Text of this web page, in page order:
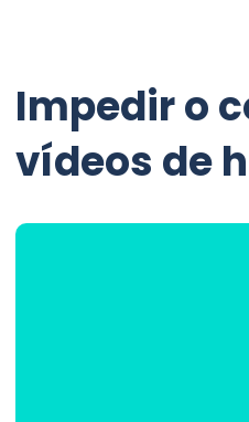
Impedir o
vídeos de